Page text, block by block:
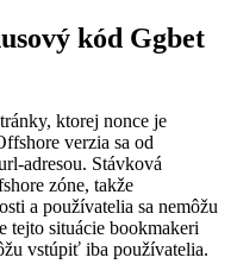
kód Ggbet
ktorej nonce je
verzia sa od
adresou. Stávková
zóne, takže
a používatelia sa nemôžu
tejto situácie bookmakeri
vstúpiť iba používatelia.